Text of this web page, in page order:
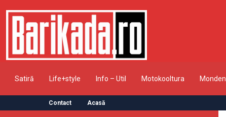
Satiră Life+style Info – Util Motokooltura Monden
Contact Acasă